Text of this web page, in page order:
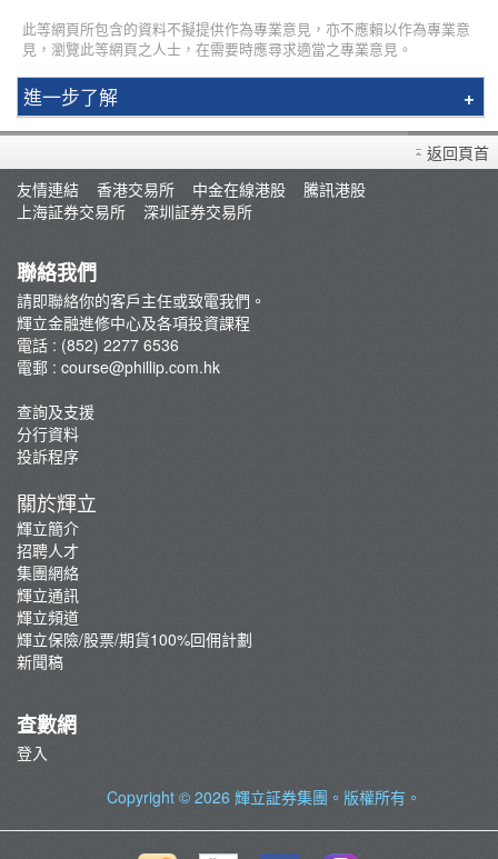
此等網頁所包含的資料不擬提供作為專業意見，亦不應賴以作為專業意
見，瀏覽此等網頁之人士，在需要時應尋求適當之專業意見。
進一步了解
簡介
輝立課程
講師
條款及細則
郭樹鈿博士股票期權策略班
George Au期權實戰技巧分享班
咖啡拉花工作坊
返回頁首
友情連結
香港交易所 中金在線港股
騰訊港股
上海証券交易所
深圳証券交易所
聯絡我們
請即聯絡你的客戶主任或致電我們。
輝立金融進修中心及各項投資課程
電話 : (852) 2277 6536
電郵 : course@phillip.com.hk
查詢及支援
分行資料
投訴程序
關於輝立
輝立簡介
招聘人才
集團網絡
輝立通訊
輝立頻道
輝立保險/股票/期貨100%回佣計劃
新聞稿
查數網
登入
Copyright © 2026 輝立証券集團 。版權所有。